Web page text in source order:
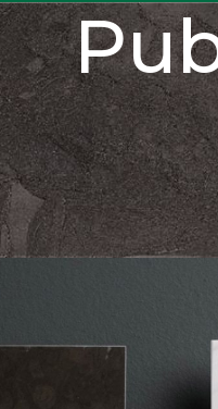
CERAMICA
by Ceramica Coboce